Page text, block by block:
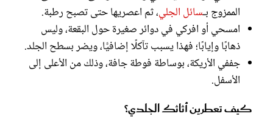
الممزوج بـسائل الجلي، ثم اعصريها حتى تصبح رطبة.
امسحي أو افركي في دوائر صغيرة حول البقعة، وليس
ذهابًا وإيابًا؛ فهذا يسبب تآكلًا إضافيًّا، ويضر بسطح الجلد.
جففي الأريكة، بوساطة فوطة جافة، وذلك من الأعلى إلى
الأسفل.
كيف تعطرين أثاثك الجلدي؟